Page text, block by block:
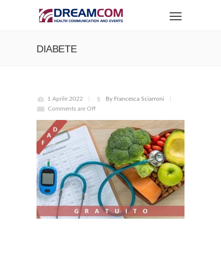
DIABETE
1 Aprile 2022
By Francesca Sciarroni
Comments are Off